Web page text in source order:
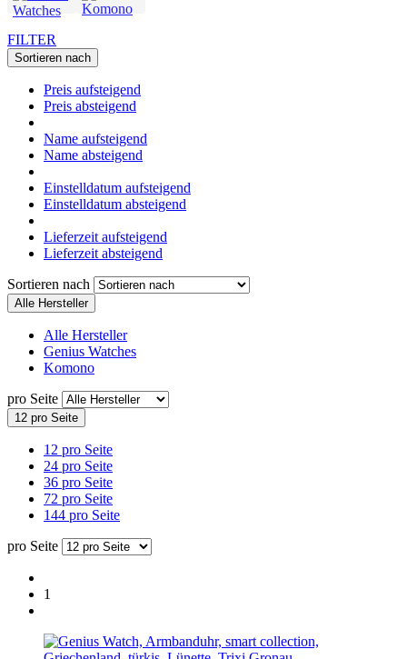
FILTER
Sortieren nach
Preis aufsteigend
Preis absteigend
Name aufsteigend
Name absteigend
Einstelldatum aufsteigend
Einstelldatum absteigend
Lieferzeit aufsteigend
Lieferzeit absteigend
Sortieren nach
Alle Hersteller
Alle Hersteller
Genius Watches
Komono
pro Seite
12 pro Seite
12 pro Seite
24 pro Seite
36 pro Seite
72 pro Seite
144 pro Seite
pro Seite
1